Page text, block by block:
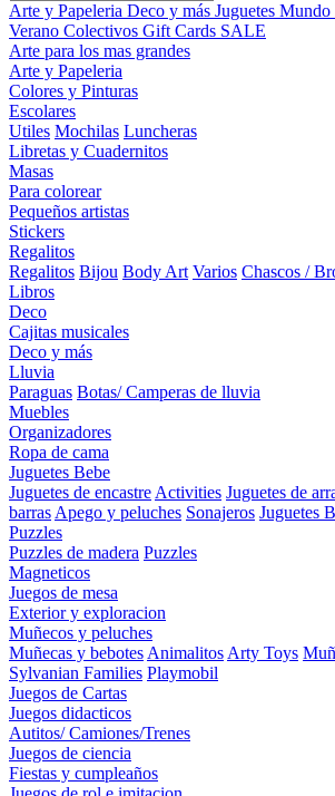
Arte y Papeleria Deco y más Juguetes Mundo
Verano Colectivos Gift Cards SALE
Arte para los mas grandes
Arte y Papeleria
Colores y Pinturas
Escolares
Utiles Mochilas Luncheras
Libretas y Cuadernitos
Masas
Para colorear
Pequeños artistas
Stickers
Regalitos
Regalitos Bijou Body Art Varios Chascos /
Libros
Deco
Cajitas musicales
Deco y más
Lluvia
Paraguas Botas/ Camperas de lluvia
Muebles
Organizadores
Ropa de cama
Juguetes Bebe
Juguetes de encastre Activities Juguetes de
barras Apego y peluches Sonajeros Juguetes
Puzzles
Puzzles de madera Puzzles
Magneticos
Juegos de mesa
Exterior y exploracion
Muñecos y peluches
Muñecas y bebotes Animalitos Arty Toys
Sylvanian Families Playmobil
Juegos de Cartas
Juegos didacticos
Autitos/ Camiones/Trenes
Juegos de ciencia
Fiestas y cumpleaños